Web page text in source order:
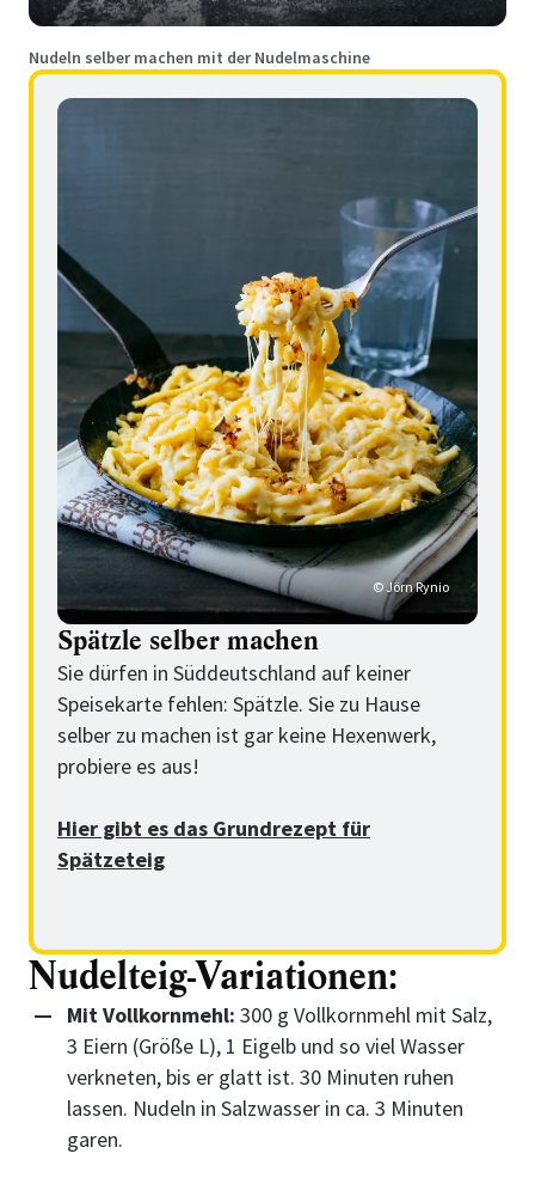
Nudeln selber machen mit der Nudelmaschine
© Jörn Rynio
Spätzle selber machen
Sie dürfen in Süddeutschland auf keiner
Speisekarte fehlen: Spätzle. Sie zu Hause
selber zu machen ist gar keine Hexenwerk,
probiere es aus!
Hier gibt es das Grundrezept für
Spätzeteig
Nudelteig-Variationen:
Mit Vollkornmehl: 300 g Vollkornmehl mit Salz,
3 Eiern (Größe L), 1 Eigelb und so viel Wasser
verkneten, bis er glatt ist. 30 Minuten ruhen
lassen. Nudeln in Salzwasser in ca. 3 Minuten
garen.